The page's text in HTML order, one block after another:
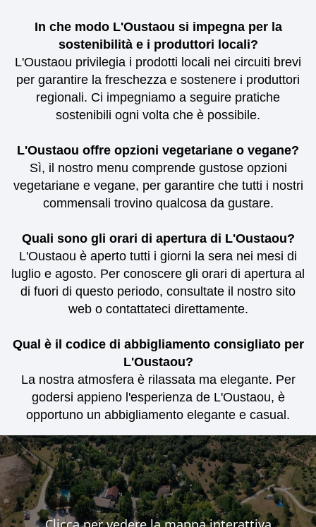
In che modo L'Oustaou si impegna per la
sostenibilità e i produttori locali?
L'Oustaou privilegia i prodotti locali nei circuiti brevi
per garantire la freschezza e sostenere i produttori
regionali. Ci impegniamo a seguire pratiche
sostenibili ogni volta che è possibile.
L'Oustaou offre opzioni vegetariane o vegane?
Sì, il nostro menu comprende gustose opzioni
vegetariane e vegane, per garantire che tutti i nostri
commensali trovino qualcosa da gustare.
Quali sono gli orari di apertura di L'Oustaou?
L'Oustaou è aperto tutti i giorni la sera nei mesi di
luglio e agosto. Per conoscere gli orari di apertura al
di fuori di questo periodo, consultate il nostro sito
web o contattateci direttamente.
Qual è il codice di abbigliamento consigliato per
L'Oustaou?
La nostra atmosfera è rilassata ma elegante. Per
godersi appieno l'esperienza de L'Oustaou, è
opportuno un abbigliamento elegante e casual.